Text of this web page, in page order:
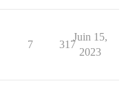
7 317
Juin 15,
2023